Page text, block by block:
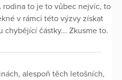
rodina to je to vůbec nejvíc, to
v rámci této výzvy získat
částky... Zkusme to.
alespoň těch letošních,